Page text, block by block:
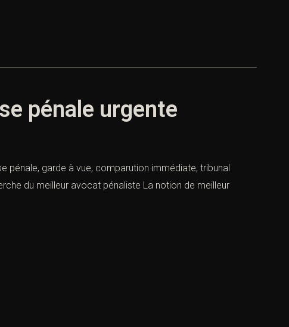
pénale urgente
pénale, garde à vue, comparution immédiate, tribunal
du meilleur avocat pénaliste La notion de meilleur